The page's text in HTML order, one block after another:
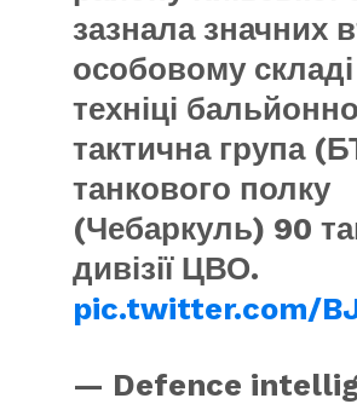
зазнала значних
особовому складі
техніці
тактична група
танкового полку
(Чебаркуль) 90
дивізії ЦВО.
pic.twitter.com/
— Defence